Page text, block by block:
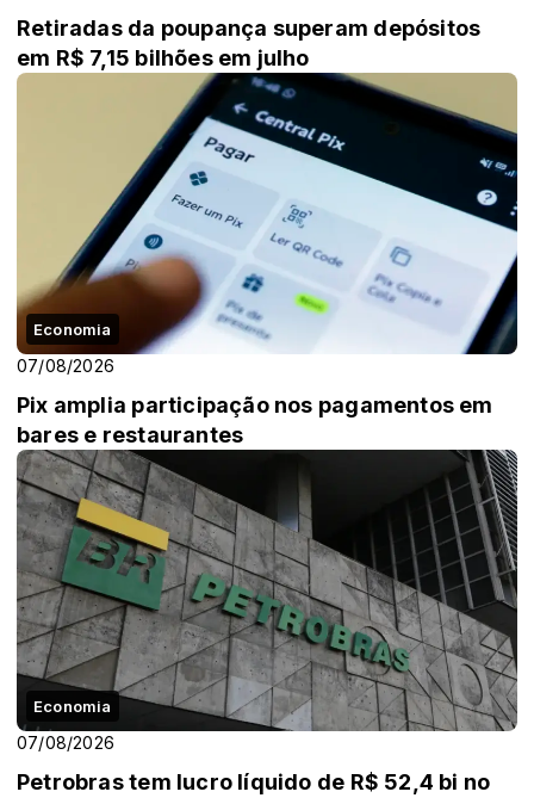
Retiradas da poupança superam depósitos
em R$ 7,15 bilhões em julho
Economia
07/08/2026
Pix amplia participação nos pagamentos em
bares e restaurantes
Economia
07/08/2026
Petrobras tem lucro líquido de R$ 52,4 bi no